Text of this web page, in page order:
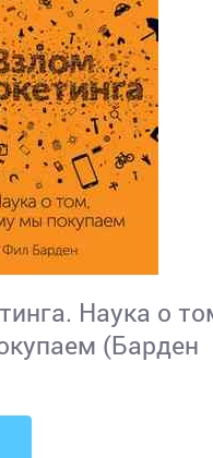
Наука о
(Барден